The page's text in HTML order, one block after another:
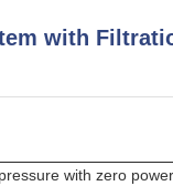
with
with zero